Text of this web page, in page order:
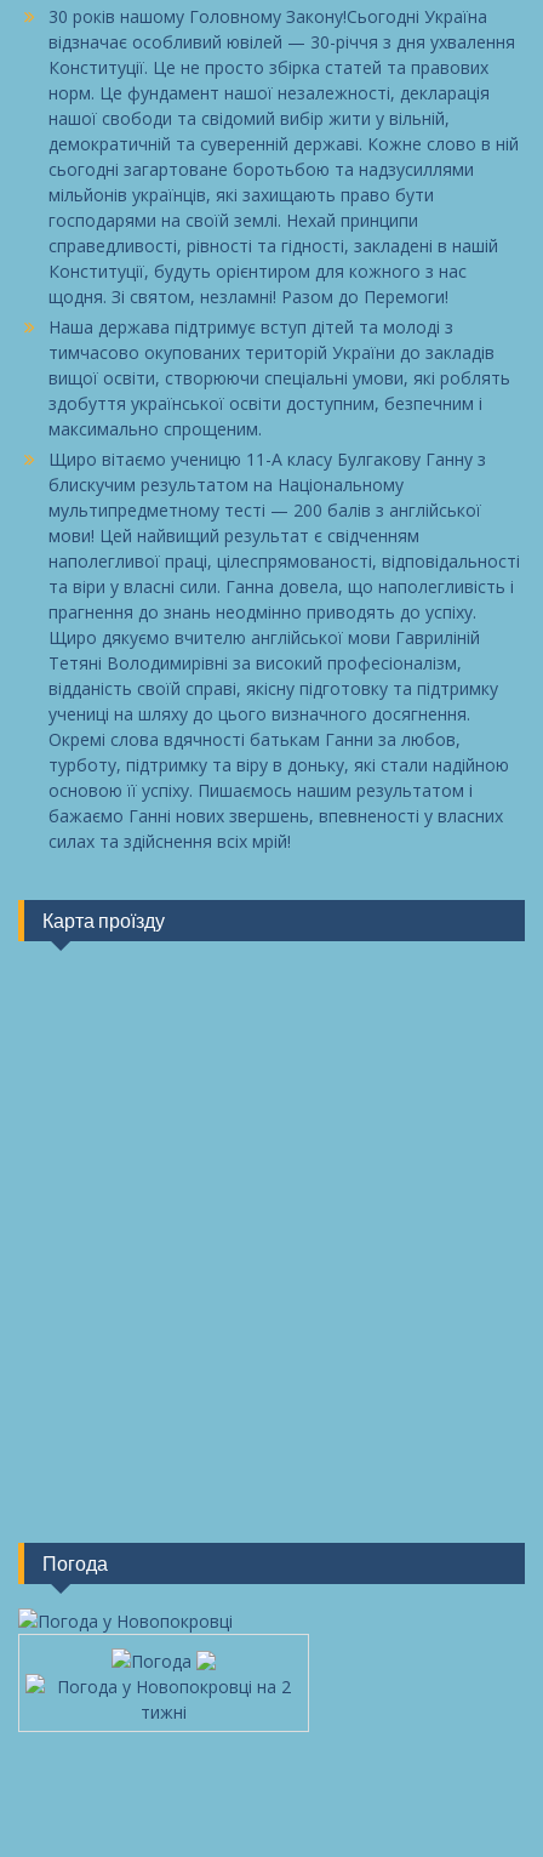
30 років нашому Головному Закону!Сьогодні Україна
відзначає особливий ювілей — 30-річчя з дня ухвалення
Конституції. Це не просто збірка статей та правових
норм. Це фундамент нашої незалежності, декларація
нашої свободи та свідомий вибір жити у вільній,
демократичній та суверенній державі. Кожне слово в ній
сьогодні загартоване боротьбою та надзусиллями
мільйонів українців, які захищають право бути
господарями на своїй землі. Нехай принципи
справедливості, рівності та гідності, закладені в нашій
Конституції, будуть орієнтиром для кожного з нас
щодня. Зі святом, незламні! Разом до Перемоги!
Наша держава підтримує вступ дітей та молоді з
тимчасово окупованих територій України до закладів
вищої освіти, створюючи спеціальні умови, які роблять
здобуття української освіти доступним, безпечним і
максимально спрощеним.
Щиро вітаємо ученицю 11-А класу Булгакову Ганну з
блискучим результатом на Національному
мультипредметному тесті — 200 балів з англійської
мови! Цей найвищий результат є свідченням
наполегливої праці, цілеспрямованості, відповідальності
та віри у власні сили. Ганна довела, що наполегливість і
прагнення до знань неодмінно приводять до успіху.
Щиро дякуємо вчителю англійської мови Гавриліній
Тетяні Володимирівні за високий професіоналізм,
відданість своїй справі, якісну підготовку та підтримку
учениці на шляху до цього визначного досягнення.
Окремі слова вдячності батькам Ганни за любов,
турботу, підтримку та віру в доньку, які стали надійною
основою її успіху. Пишаємось нашим результатом і
бажаємо Ганні нових звершень, впевненості у власних
силах та здійснення всіх мрій!
Карта проїзду
Погода